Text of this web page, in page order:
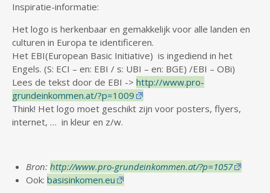
Inspiratie-informatie:
Het logo is herkenbaar en gemakkelijk voor alle landen en
culturen in Europa te identificeren.
Het EBI(European Basic Initiative) is ingediend in het
Engels. (S: ECI – en: EBI / s: UBI – en: BGE) /EBI – OBi)
Lees de tekst door de EBI -> http://www.pro-
grundeinkommen.at/?p=1009
Think! Het logo moet geschikt zijn voor posters, flyers,
internet, … in kleur en z/w.
Bron: http://www.pro-grundeinkommen.at/?p=1057
Ook: basisinkomen.eu